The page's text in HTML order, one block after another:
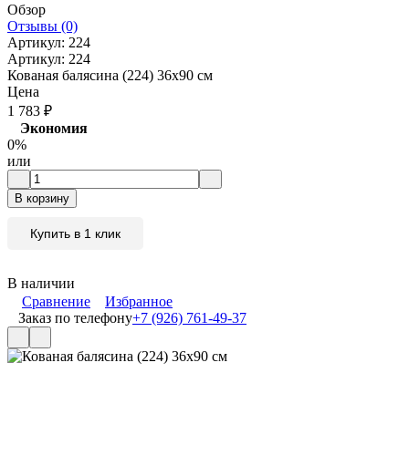
Обзор
Отзывы (0)
Артикул: 224
Артикул: 224
Кованая балясина (224) 36x90 см
Цена
1 783 ₽
Экономия
0%
или
В корзину
Купить в 1 клик
В наличии
Сравнение
Избранное
Заказ по телефону+7 (926) 761-49-37